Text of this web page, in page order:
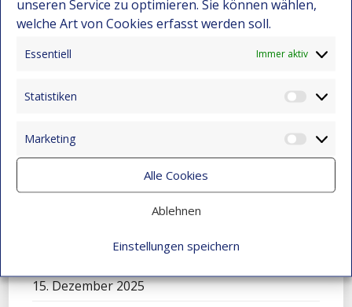
unseren Service zu optimieren. Sie können wählen,
welche Art von Cookies erfasst werden soll.
Essentiell Immer aktiv
Statistiken
Marketing
Alle Cookies
Ablehnen
Einstellungen speichern
Darwin Bravo – Vom Landleben zur
Leidenschaft für Computer
Wenn Kunst den Schmerz berührt
Die Geschichte von Jhon Maicol
„El Petronito“: Feier der Kinder in der
Nachmittagsbetreuung
15. Dezember 2025